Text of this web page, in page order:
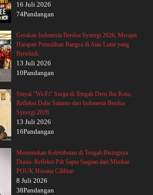
16 Juli 2026
74Pandangan
Gerakan Indonesia Berdoa Synergi 2026, Merajut
Harapan Pemulihan Bangsa di Atas Lutut yang
Bertekuk
13 Juli 2026
10Pandangan
Sinyal “Wi-Fi” Surga di Tengah Deru Ibu Kota,
Refleksi Dalie Sutanto dari Indonesia Berdoa
Synergi 2026
13 Juli 2026
16Pandangan
Menemukan Kelembutan di Tengah Bisingnya
Dunia: Refleksi Pdt Sapta Siagian dari Mimbar
POUK Hosana Cililitan
8 Juli 2026
38Pandangan